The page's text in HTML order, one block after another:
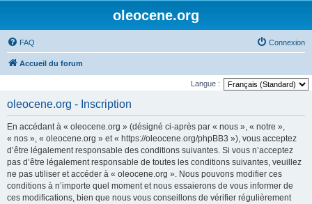
oleocene.org
FAQ Connexion
Accueil du forum
Langue :
oleocene.org - Inscription
En accédant à « oleocene.org » (désigné ci-après par « nous », « notre »,
« nos », « oleocene.org » et « https://oleocene.org/phpBB3 »), vous acceptez
d’être légalement responsable des conditions suivantes. Si vous n’acceptez
pas d’être légalement responsable de toutes les conditions suivantes, veuillez
ne pas utiliser et accéder à « oleocene.org ». Nous pouvons modifier ces
conditions à n’importe quel moment et nous essaierons de vous informer de
ces modifications, bien que nous vous conseillons de vérifier régulièrement